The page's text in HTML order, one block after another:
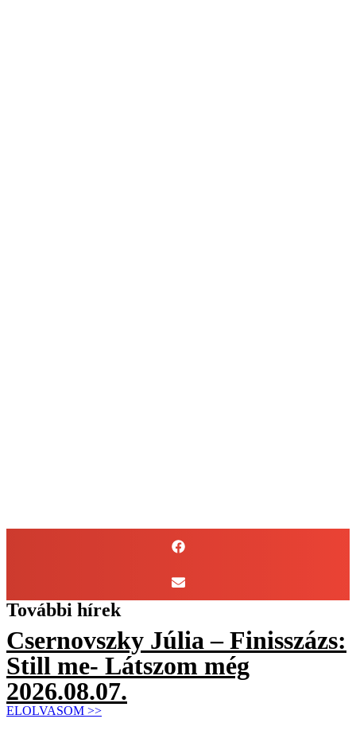
További hírek
Csernovszky Júlia – Finisszázs:
Still me- Látszom még
2026.08.07.
ELOLVASOM >>